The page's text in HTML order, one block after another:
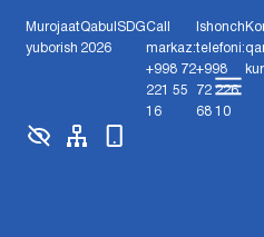
Murojaat
yuborish
Qabul
2026
SDGCall
markaz:
+998 72
221 55
16
Ishonch
telefoni:
+998
72 226
68 10